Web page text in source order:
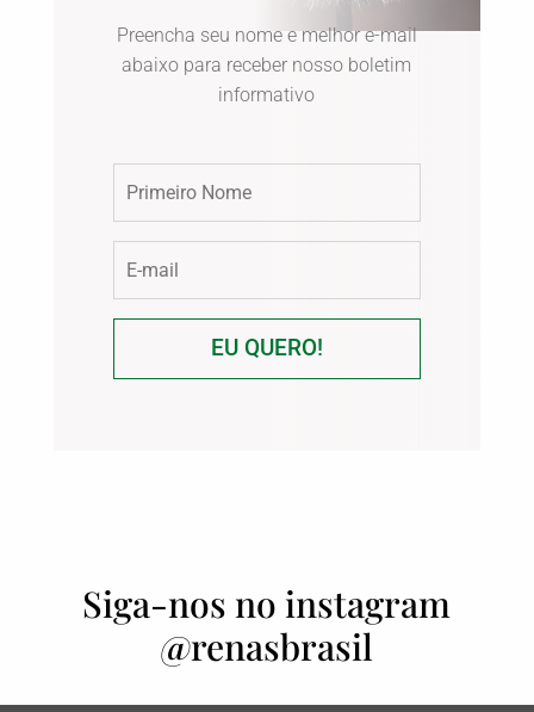
Preencha seu nome e melhor e-mail
abaixo para receber nosso boletim
informativo
EU QUERO!
Siga-nos no instagram
@renasbrasil